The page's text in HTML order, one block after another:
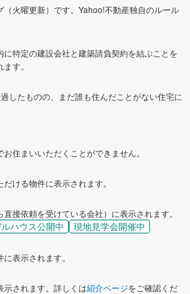
火曜更新）です。Yahoo!不動産独自のルール
特定の建設会社と建築請負契約を結ぶことを
す。
したものの、まだ誰も住んだことがない住宅に
住まいいただくことができません。
ける物件に表示されます。
接依頼を受けている会社）に表示されます。
ハウス公開中
現地見学会開催中
表示されます。
示されます。詳しくは紹介ページをご確認くだ